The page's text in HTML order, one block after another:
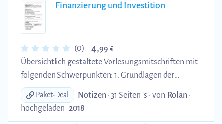
Marktwirtschaft und Zentralverwaltungswirt-
schaft bzw. Planwirtschaft 5. Entwicklung der
Marktwirtschaft (Ökonomische ...
Finanzierung und Investition
(0) 4,99 €
Übersichtlich gestaltete Vorlesungsmitschriften mit
folgenden Schwerpunkten: 1. Grundlagen der
Investitionsrechnung (Merkmale von Investitionen,
Investitionsplanung, Ermittlung von
Investitionsalternativen, Informationsbedingte
Paket-Deal Notizen • 31 Seiten 's • von Rolan •
hochgeladen 2018